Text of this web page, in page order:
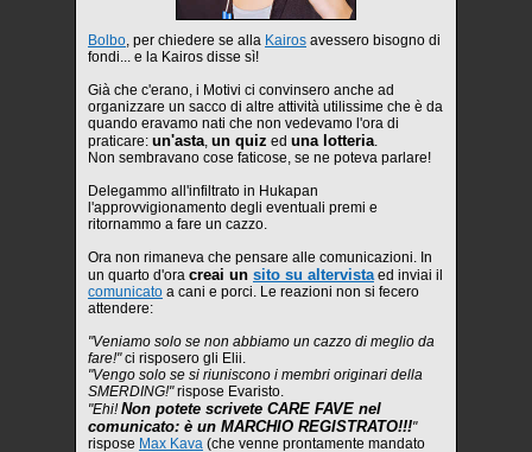
Bolbo, per chiedere se alla Kairos avessero bisogno di
fondi... e la Kairos disse sì!
Già che c'erano, i Motivi ci convinsero anche ad
organizzare un sacco di altre attività utilissime che è da
quando eravamo nati che non vedevamo l'ora di
praticare: un'asta, un quiz ed una lotteria.
Non sembravano cose faticose, se ne poteva parlare!
Delegammo all'infiltrato in Hukapan
l'approvvigionamento degli eventuali premi e
ritornammo a fare un cazzo.
Ora non rimaneva che pensare alle comunicazioni. In
un quarto d'ora creai un sito su altervistaed inviai il
comunicato a cani e porci. Le reazioni non si fecero
attendere:
"Veniamo solo se non abbiamo un cazzo di meglio da
fare!"ci risposero gli Elii.
"Vengo solo se si riuniscono i membri originari della
SMERDING!"rispose Evaristo.
"Ehi!Non potete scrivete CARE FAVE nel
comunicato: è un MARCHIO REGISTRATO!!!"
rispose Max Kava (che venne prontamente mandato